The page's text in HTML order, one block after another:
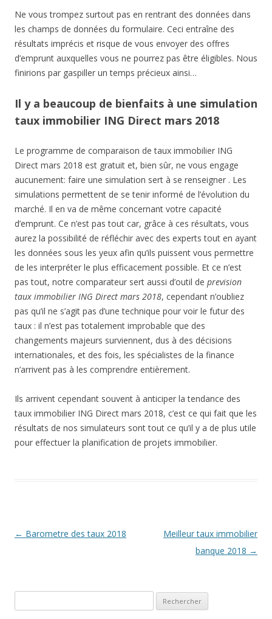
Ne vous trompez surtout pas en rentrant des données dans
les champs de données du formulaire. Ceci entraîne des
résultats imprécis et risque de vous envoyer des offres
d’emprunt auxquelles vous ne pourrez pas être éligibles. Nous
finirions par gaspiller un temps précieux ainsi…
Il y a beaucoup de bienfaits à une simulation
taux immobilier ING Direct mars 2018
Le programme de comparaison de taux immobilier ING
Direct mars 2018 est gratuit et, bien sûr, ne vous engage
aucunement: faire une simulation sert à se renseigner . Les
simulations permettent de se tenir informé de l’évolution du
marché. Il en va de même concernant votre capacité
d’emprunt. Ce n’est pas tout car, grâce à ces résultats, vous
aurez la possibilité de réfléchir avec des experts tout en ayant
les données sous les yeux afin qu’ils puissent vous permettre
de les interpréter le plus efficacement possible. Et ce n’est
pas tout, notre comparateur sert aussi d’outil de prevision
taux immobilier ING Direct mars 2018, cependant n’oubliez
pas qu’il ne s’agit pas d’une technique pour voir le futur des
taux : il n’est pas totalement improbable que des
changements majeurs surviennent, dus à des décisions
internationales, et des fois, les spécialistes de la finance
n’arrivent pas à les comprendre entièrement.
Ils arrivent cependant souvent à anticiper la tendance des
taux immobilier ING Direct mars 2018, c’est ce qui fait que les
résultats de nos simulateurs sont tout ce qu’il y a de plus utile
pour effectuer la planification de projets immobilier.
Navigation
← Barometre des taux 2018
Meilleur taux immobilier
banque 2018 →